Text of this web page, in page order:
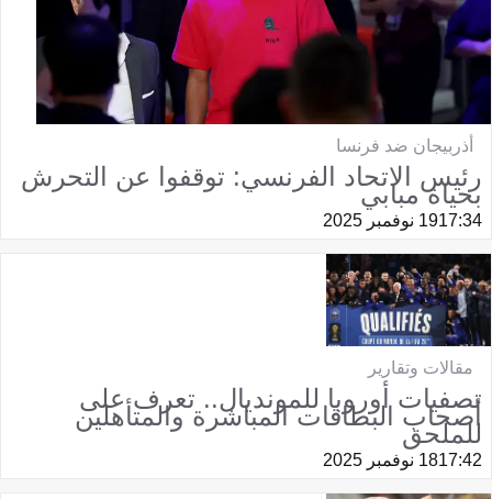
أذربيجان ضد فرنسا
رئيس الاتحاد الفرنسي: توقفوا عن التحرش
بحياة مبابي
17:3419 نوفمبر 2025
مقالات وتقارير
تصفيات أوروبا للمونديال.. تعرف على
أصحاب البطاقات المباشرة والمتأهلين
للملحق
17:4218 نوفمبر 2025